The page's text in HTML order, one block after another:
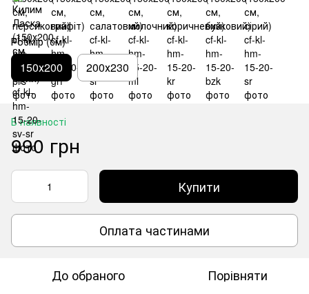
Розмір (см)
150х200 200х230
В наявності
990 грн
Купити
Оплата частинами
До обраного Порівняти